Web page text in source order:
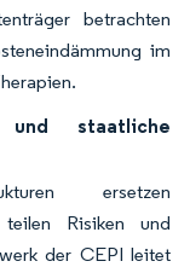
betrachten
im
und staatliche
ersetzen
teilen Risiken und
der CEPI leitet